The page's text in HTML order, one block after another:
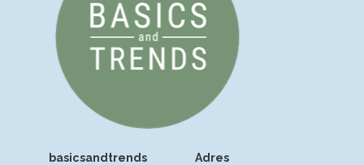
Adres
basicsandtrends